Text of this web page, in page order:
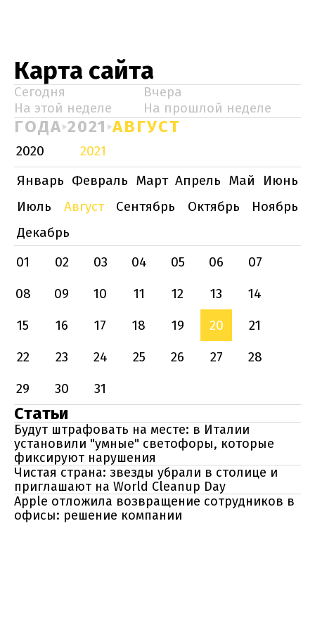
Карта сайта
Сегодня
Вчера
На этой неделе
На прошлой неделе
ГОДА 2021 АВГУСТ
2020
2021
Январь Февраль Март Апрель Май
Июнь
Июль
Август Сентябрь Октябрь
Ноябрь
Декабрь
01
02 03 04 05 06
07
08
09 10 11 12 13
14
15
16 17 18 19 20
21
22
23 24 25 26 27
28
29
30 31
Статьи
Будут штрафовать на месте: в Италии
установили "умные" светофоры, которые
фиксируют нарушения
Чистая страна: звезды убрали в столице и
приглашают на World Cleanup Day
Apple отложила возвращение сотрудников в
офисы: решение компании